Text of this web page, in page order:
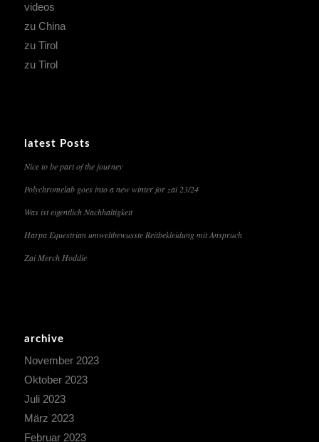
videos
zu China
zu Tirol
zu Tirol
latest Posts
Nice to be part of the journey
Polychromelab goes into a new winter for zai 23/24
Was ist eigentlich Nachhaltigkeit
Harpa Equestrian umweltbewusste Reitbekleidung mit Anspruch
Zai Merch Hoddie
archive
November 2023
Oktober 2023
Juli 2023
März 2023
Februar 2023